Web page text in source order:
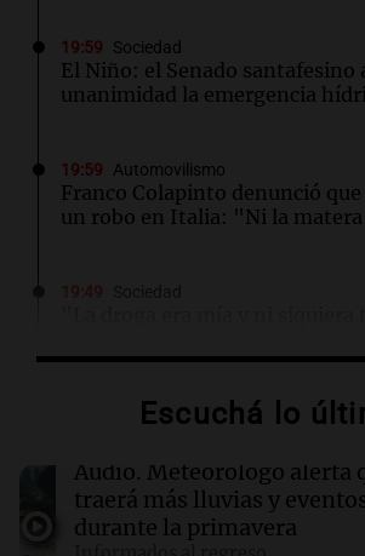
19:59 Sociedad
El Niño: el Senado santafesino
unanimidad la emergencia
19:59 Automovilismo
Franco Colapinto denunció
un robo en Italia: "Ni la
Moyano
Incidentes frente al Congreso:
y dos heridos tras la marcha
Escuchá lo
Audio. Meteorólogo alerta
traerá más lluvias y
durante la primavera